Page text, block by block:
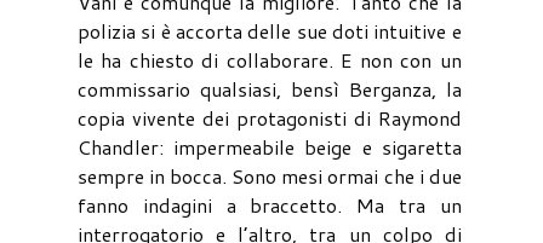
polizia si è accorta delle sue doti intuitive e
le ha chiesto di collaborare. E non con un
commissario qualsiasi, bensì Berganza, la
copia vivente dei protagonisti di Raymond
Chandler: impermeabile beige e sigaretta
sempre in bocca. Sono mesi ormai che i due
fanno indagini a braccetto. Ma tra un
interrogatorio e l’altro, tra un colpo di